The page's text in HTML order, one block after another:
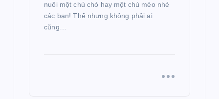
nuôi một chú chó hay một chú mèo nhé
các bạn! Thế nhưng không phải ai
cũng…